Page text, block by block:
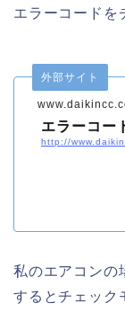
エラーコードを
外部サイト
エラーコー
私のエアコンの
するとチェック